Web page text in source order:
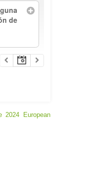
de
2024 European